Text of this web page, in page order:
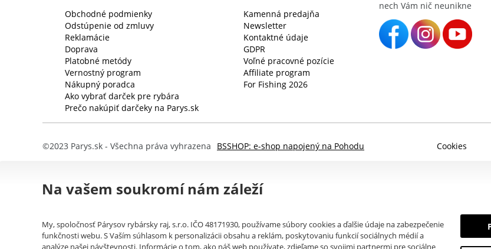
Obchodné podmienky
Odstúpenie od zmluvy
Reklamácie
Doprava
Platobné metódy
Vernostný program
Nákupný poradca
Ako vybrať darček pre rybára
Prečo nakúpiť darčeky na Parys.sk
Kamenná predajňa
Newsletter
Kontaktné údaje
GDPR
Voľné pracovné pozície
Affiliate program
For Fishing 2026
nech Vám nič neunikne
©2023 Parys.sk - Všechna práva vyhrazena BSSHOP: e-shop napojený na Pohodu Cookies
Na vašem soukromí nám záleží
My, spoločnosť Párysov rybársky raj, s.r.o. IČO 48171930, používame súbory cookies a ďalšie údaje na zabezpečenie
funkčnosti webu. S Vaším súhlasom k personalizácii obsahu a reklám, poskytovaniu funkcií sociálnych médií a
analýze našej návštevnosti. Informácie o tom, ako náš web používate, zdieľame so svojimi partnermi pre sociálne